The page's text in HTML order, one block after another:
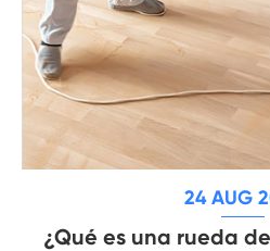
24 AUG
¿Qué es una rueda